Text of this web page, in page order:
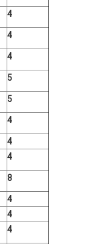
4
4
4
5
5
4
4
4
8
4
4
4